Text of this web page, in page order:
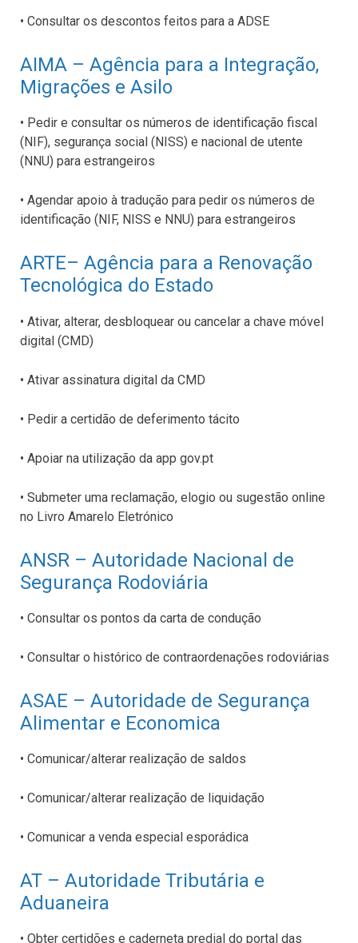
• Consultar os descontos feitos para a ADSE
AIMA – Agência para a Integração,
Migrações e Asilo
• Pedir e consultar os números de identificação fiscal
(NIF), segurança social (NISS) e nacional de utente
(NNU) para estrangeiros
• Agendar apoio à tradução para pedir os números de
identificação (NIF, NISS e NNU) para estrangeiros
ARTE– Agência para a Renovação
Tecnológica do Estado
• Ativar, alterar, desbloquear ou cancelar a chave móvel
digital (CMD)
• Ativar assinatura digital da CMD
• Pedir a certidão de deferimento tácito
• Apoiar na utilização da app gov.pt
• Submeter uma reclamação, elogio ou sugestão online
no Livro Amarelo Eletrónico
ANSR – Autoridade Nacional de
Segurança Rodoviária
• Consultar os pontos da carta de condução
• Consultar o histórico de contraordenações rodoviárias
ASAE – Autoridade de Segurança
Alimentar e Economica
• Comunicar/alterar realização de saldos
• Comunicar/alterar realização de liquidação
• Comunicar a venda especial esporádica
AT – Autoridade Tributária e
Aduaneira
• Obter certidões e caderneta predial do portal das